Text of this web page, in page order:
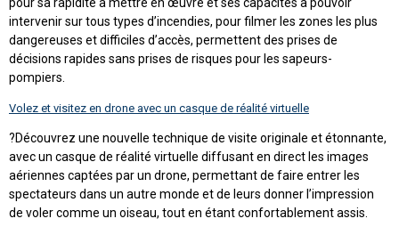
intervenir sur tous types d’incendies, pour filmer les zones les plus
dangereuses et difficiles d’accès, permettent des prises de
décisions rapides sans prises de risques pour les sapeurs-
pompiers.
Volez et visitez en drone avec un casque de réalité virtuelle
?Découvrez une nouvelle technique de visite originale et étonnante,
avec un casque de réalité virtuelle diffusant en direct les images
aériennes captées par un drone, permettant de faire entrer les
spectateurs dans un autre monde et de leurs donner l’impression
de voler comme un oiseau, tout en étant confortablement assis.